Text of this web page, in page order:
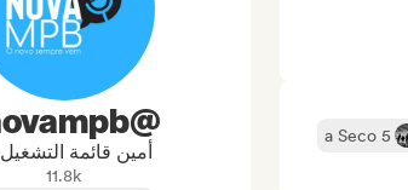
5 a Seco
@novampb_
أمين قائمة التشغيل
11.8k